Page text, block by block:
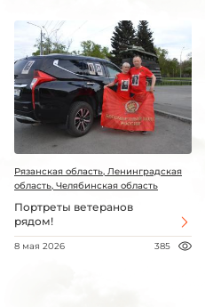
Рязанская область, Ленинградская
область, Челябинская область
Портреты ветеранов
рядом!
8 мая 2026 385